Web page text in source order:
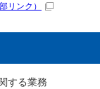
リンク）
する業務